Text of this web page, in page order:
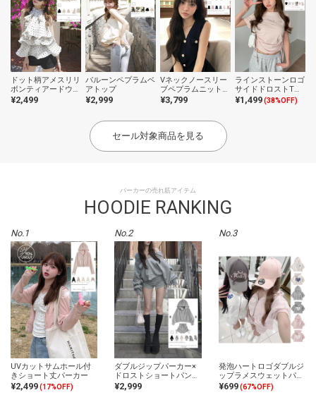
ドット柄アメスリリ
ボンティアードウェ
ーブフリルブラウス
¥2,499
バルーンペプラムベ
アトップ
¥2,999
Vネックノースリー
ブペプラムニットト
ップス
¥3,799
ラインストーンロゴ
サイドドロストTシ
ャツ
¥1,499(38%OFF)
セール対象商品を見る
パーカーの売れ筋アイテム
HOODIE RANKING
No.1
UVカットサムホール付
きショート丈パーカー
¥2,499(17%OFF)
No.2
ダブルジップパーカー×
ドロストショートパンツ
セットアップ
¥2,999
No.3
発泡ハートロゴダブルジ
ップラメスウェットパー
カー
¥699 (67%OFF)